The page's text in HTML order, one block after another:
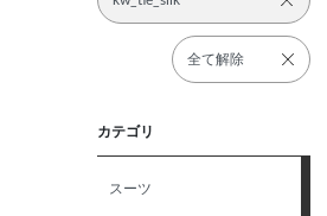
全て解除
カテゴリ
スーツ